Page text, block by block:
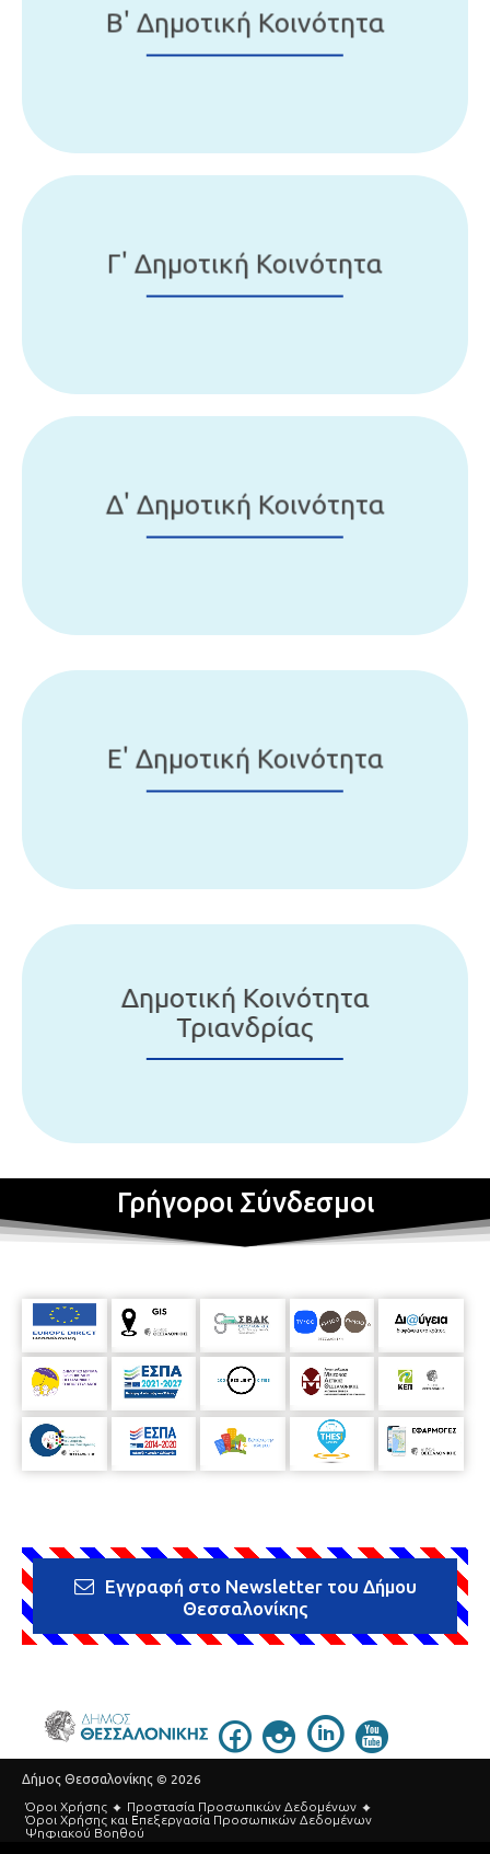
Β' Δημοτική Κοινότητα
Γ' Δημοτική Κοινότητα
Δ' Δημοτική Κοινότητα
Ε' Δημοτική Κοινότητα
Δημοτική Κοινότητα
Τριανδρίας
Γρήγοροι Σύνδεσμοι
Εγγραφή στο Newsletter του Δήμου
Θεσσαλονίκης
Δήμος Θεσσαλονίκης © 2026
Όροι Χρήσης
Προστασία Προσωπικών Δεδομένων
Όροι Xρήσης και Eπεξεργασία Προσωπικών Δεδομένων
Ψηφιακού Βοηθού